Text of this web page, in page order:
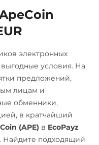
Ripple (XRP)
Shib
Solana (SOL)
Starknet (STRK)
Stellar (XLM)
Terra Classic (LUNC)
Tether (USDT)
RUB
ВТБ Банк RUB
Газпромбанк RUB
Евразийский Банк KZT
Карта UZCARD UZS
Карта МИР RUB
Любой банк
UAH
электронных
условия. На
предложений,
лицам и
обменники,
в кратчайший
(APE) в EcoPayz
Найдите подходящий